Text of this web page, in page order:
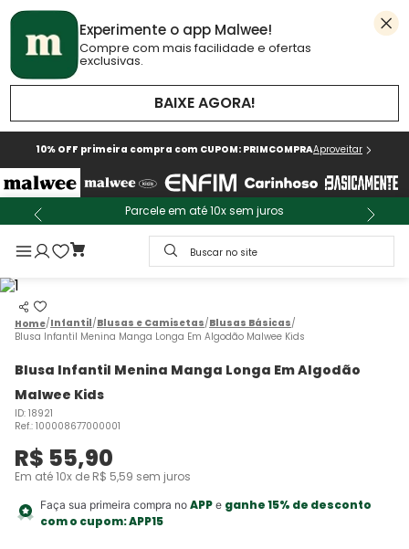
Experimente o app Malwee!
Compre com mais facilidade e ofertas
exclusivas.
BAIXE AGORA!
10% OFF primeira compra com CUPOM: PRIMCOMPRAAproveitar
Parcele em até 10x sem juros
Buscar no site
Infantil Blusas e Camisetas Blusas Básicas
Blusa Infantil Menina Manga Longa Em Algodão Malwee Kids
Blusa Infantil Menina Manga Longa Em Algodão
Malwee Kids
ID: 18921
Ref.: 100008677000001
R$ 55,90
Em até10x de R$ 5,59 sem juros
Faça sua primeira compra no APPe ganhe 15% de desconto
com o cupom:APP15